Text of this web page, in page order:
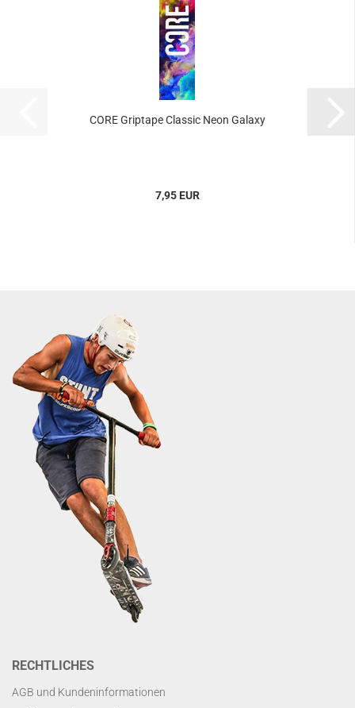
CORE Griptape Classic Neon Galaxy
7,95 EUR
RECHTLICHES
AGB und Kundeninformationen